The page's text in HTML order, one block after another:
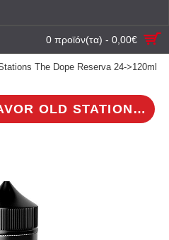
0 προϊόν(τα) - 0,00€
The Dope Reserva 24->120ml
STEAM TRAIN FLAVOR OLD STATIONS THE DOPE RESERVA 24->120ML